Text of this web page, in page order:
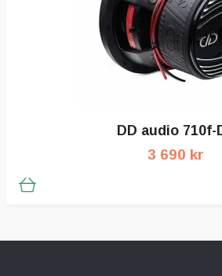
DD audio 710f-
3 690 kr